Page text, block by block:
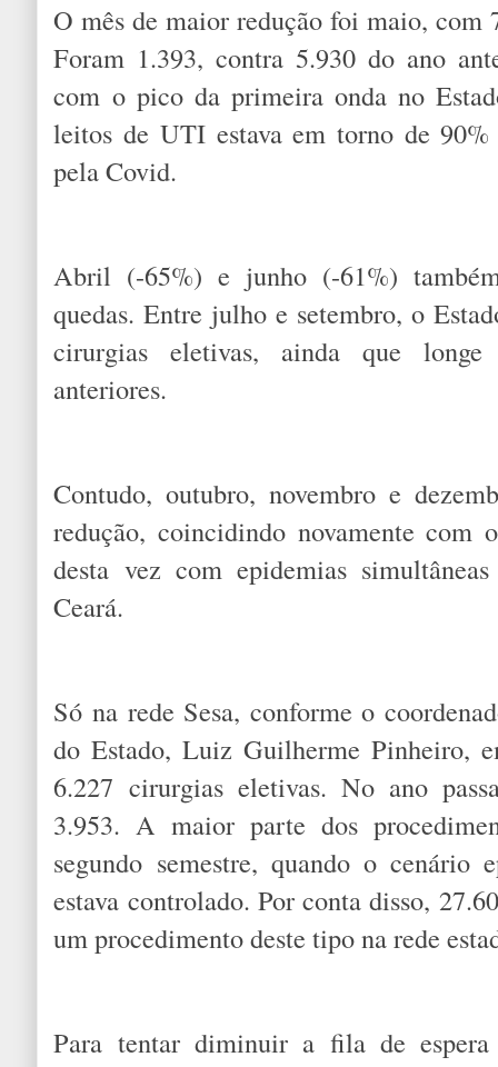
O mês de maior redução foi maio, com
Foram 1.393, contra 5.930 do ano
com o pico da primeira onda no
leitos de UTI estava em torno de 90%
pela Covid.
Abril (-65%) e junho (-61%)
quedas. Entre julho e setembro, o
cirurgias eletivas, ainda que longe
anteriores.
Contudo, outubro, novembro e
redução, coincidindo novamente com
desta vez com epidemias
Ceará.
Só na rede Sesa, conforme o
do Estado, Luiz Guilherme Pinheiro,
6.227 cirurgias eletivas. No ano
3.953. A maior parte dos
segundo semestre, quando o cenário
estava controlado. Por conta disso,
um procedimento deste tipo na rede
Para tentar diminuir a fila de